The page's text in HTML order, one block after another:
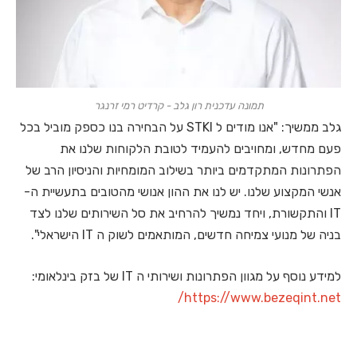
תמונה עדכנית רון גלב - קרדיט רמי זרנגר
גלב ממשיך: "אנו מודים ל STKI על הבחירה בנו כספק מוביל בכל
פעם מחדש, ומחויבים להעמיד לטובת הלקוחות שלנו את
הפתרונות המתקדמים ביותר בשילוב המומחיות והניסיון הרב של
אנשי המקצוע שלנו. יש לנו את ההון אנושי מהטובים בתעשיית ה-
IT והתקשורת, ויחד נמשיך להרחיב את סל השירותים שלנו לצד
בניה של מנועי צמיחה חדשים, המותאמים לשוק ה IT הישראלי".
למידע נוסף על מגוון הפתרונות ושירותי ה IT של בזק בינלאומי:
https://www.bezeqint.net/